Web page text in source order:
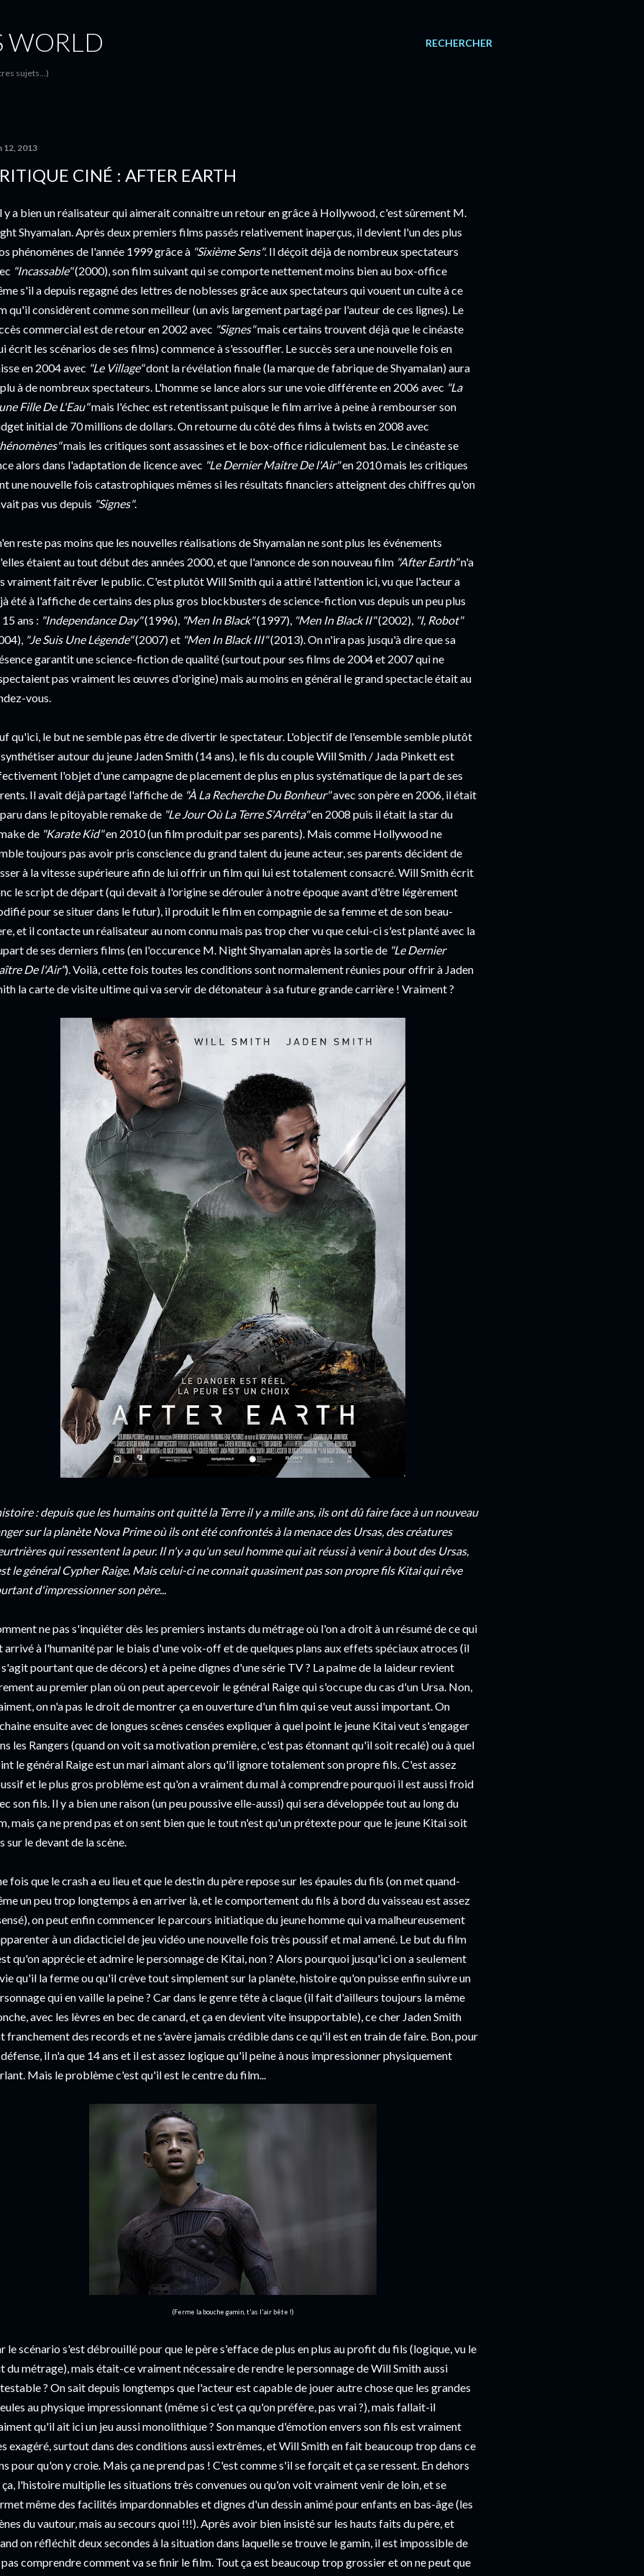
RECHERCHER
WORLD
sujets...)
12, 2013
CINÉ : AFTER EARTH
y a bien un réalisateur qui aimerait connaitre un retour en grâce à Hollywood, c'est sûrement M.
Shyamalan. Après deux premiers films passés relativement inaperçus, il devient l'un des plus
phénomènes de l'année 1999 grâce à "Sixième Sens". Il déçoit déjà de nombreux spectateurs
"Incassable"(2000), son film suivant qui se comporte nettement moins bien au box-office
s'il a depuis regagné des lettres de noblesses grâce aux spectateurs qui vouent un culte à ce
qu'il considèrent comme son meilleur (un avis largement partagé par l'auteur de ces lignes). Le
commercial est de retour en 2002 avec "Signes"mais certains trouvent déjà que le cinéaste
écrit les scénarios de ses films) commence à s'essouffler. Le succès sera une nouvelle fois en
en 2004 avec "Le Village"dont la révélation finale (la marque de fabrique de Shyamalan) aura
à de nombreux spectateurs. L'homme se lance alors sur une voie différente en 2006 avec "La
Fille De L'Eau"mais l'échec est retentissant puisque le film arrive à peine à rembourser son
initial de 70 millions de dollars. On retourne du côté des films à twists en 2008 avec
mais les critiques sont assassines et le box-office ridiculement bas. Le cinéaste se
alors dans l'adaptation de licence avec "Le Dernier Maitre De l'Air"en 2010 mais les critiques
une nouvelle fois catastrophiques mêmes si les résultats financiers atteignent des chiffres qu'on
pas vus depuis "Signes".
reste pas moins que les nouvelles réalisations de Shyamalan ne sont plus les événements
étaient au tout début des années 2000, et que l'annonce de son nouveau film "After Earth"n'a
vraiment fait rêver le public. C'est plutôt Will Smith qui a attiré l'attention ici, vu que l'acteur a
été à l'affiche de certains des plus gros blockbusters de science-fiction vus depuis un peu plus
ans : "Independance Day"(1996), "Men In Black"(1997), "Men In Black II"(2002), "I, Robot"
"Je Suis Une Légende"(2007) et "Men In Black III"(2013). On n'ira pas jusqu'à dire que sa
garantit une science-fiction de qualité (surtout pour ses films de 2004 et 2007 qui ne
pas vraiment les œuvres d'origine) mais au moins en général le grand spectacle était au
vous.
qu'ici, le but ne semble pas être de divertir le spectateur. L'objectif de l'ensemble semble plutôt
autour du jeune Jaden Smith (14 ans), le fils du couple Will Smith / Jada Pinkett est
l'objet d'une campagne de placement de plus en plus systématique de la part de ses
Il avait déjà partagé l'affiche de "À La Recherche Du Bonheur"avec son père en 2006, il était
dans le pitoyable remake de "Le Jour Où La Terre S'Arrêta"en 2008 puis il était la star du
de "Karate Kid"en 2010 (un film produit par ses parents). Mais comme Hollywood ne
toujours pas avoir pris conscience du grand talent du jeune acteur, ses parents décident de
à la vitesse supérieure afin de lui offrir un film qui lui est totalement consacré. Will Smith écrit
le script de départ (qui devait à l'origine se dérouler à notre époque avant d'être légèrement
pour se situer dans le futur), il produit le film en compagnie de sa femme et de son beau-
et il contacte un réalisateur au nom connu mais pas trop cher vu que celui-ci s'est planté avec la
de ses derniers films (en l'occurence M. Night Shyamalan après la sortie de "Le Dernier
De l'Air"). Voilà, cette fois toutes les conditions sont normalement réunies pour offrir à Jaden
la carte de visite ultime qui va servir de détonateur à sa future grande carrière ! Vraiment ?
: depuis que les humains ont quitté la Terre il y a mille ans, ils ont dû faire face à un nouveau
sur la planète Nova Prime où ils ont été confrontés à la menace des Ursas, des créatures
qui ressentent la peur. Il n'y a qu'un seul homme qui ait réussi à venir à bout des Ursas,
le général Cypher Raige. Mais celui-ci ne connait quasiment pas son propre fils Kitai qui rêve
d'impressionner son père...
ne pas s'inquiéter dès les premiers instants du métrage où l'on a droit à un résumé de ce qui
arrivé à l'humanité par le biais d'une voix-off et de quelques plans aux effets spéciaux atroces (il
s'agit pourtant que de décors) et à peine dignes d'une série TV ? La palme de la laideur revient
au premier plan où on peut apercevoir le général Raige qui s'occupe du cas d'un Ursa. Non,
on n'a pas le droit de montrer ça en ouverture d'un film qui se veut aussi important. On
ensuite avec de longues scènes censées expliquer à quel point le jeune Kitai veut s'engager
les Rangers (quand on voit sa motivation première, c'est pas étonnant qu'il soit recalé) ou à quel
le général Raige est un mari aimant alors qu'il ignore totalement son propre fils. C'est assez
et le plus gros problème est qu'on a vraiment du mal à comprendre pourquoi il est aussi froid
son fils. Il y a bien une raison (un peu poussive elle-aussi) qui sera développée tout au long du
mais ça ne prend pas et on sent bien que le tout n'est qu'un prétexte pour que le jeune Kitai soit
sur le devant de la scène.
fois que le crash a eu lieu et que le destin du père repose sur les épaules du fils (on met quand-
un peu trop longtemps à en arriver là, et le comportement du fils à bord du vaisseau est assez
on peut enfin commencer le parcours initiatique du jeune homme qui va malheureusement
à un didacticiel de jeu vidéo une nouvelle fois très poussif et mal amené. Le but du film
qu'on apprécie et admire le personnage de Kitai, non ? Alors pourquoi jusqu'ici on a seulement
qu'il la ferme ou qu'il crève tout simplement sur la planète, histoire qu'on puisse enfin suivre un
qui en vaille la peine ? Car dans le genre tête à claque (il fait d'ailleurs toujours la même
avec les lèvres en bec de canard, et ça en devient vite insupportable), ce cher Jaden Smith
franchement des records et ne s'avère jamais crédible dans ce qu'il est en train de faire. Bon, pour
il n'a que 14 ans et il est assez logique qu'il peine à nous impressionner physiquement
Mais le problème c'est qu'il est le centre du film...
(Ferme la bouche gamin, t'as l'air bête !)
le scénario s'est débrouillé pour que le père s'efface de plus en plus au profit du fils (logique, vu le
du métrage), mais était-ce vraiment nécessaire de rendre le personnage de Will Smith aussi
? On sait depuis longtemps que l'acteur est capable de jouer autre chose que les grandes
au physique impressionnant (même si c'est ça qu'on préfère, pas vrai ?), mais fallait-il
qu'il ait ici un jeu aussi monolithique ? Son manque d'émotion envers son fils est vraiment
exagéré, surtout dans des conditions aussi extrêmes, et Will Smith en fait beaucoup trop dans ce
pour qu'on y croie. Mais ça ne prend pas ! C'est comme s'il se forçait et ça se ressent. En dehors
ça, l'histoire multiplie les situations très convenues ou qu'on voit vraiment venir de loin, et se
même des facilités impardonnables et dignes d'un dessin animé pour enfants en bas-âge (les
du vautour, mais au secours quoi !!!). Après avoir bien insisté sur les hauts faits du père, et
on réfléchit deux secondes à la situation dans laquelle se trouve le gamin, il est impossible de
pas comprendre comment va se finir le film. Tout ça est beaucoup trop grossier et on ne peut que